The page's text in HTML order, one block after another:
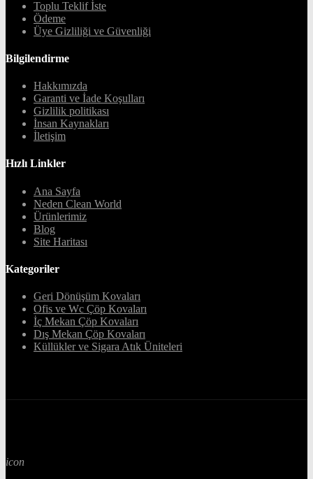
Toplu Teklif İste
Ödeme
Üye Gizliliği ve Güvenliği
Bilgilendirme
Hakkımızda
Garanti ve İade Koşulları
Gizlilik politikası
İnsan Kaynakları
İletişim
Hızlı Linkler
Ana Sayfa
Neden Clean World
Ürünlerimiz
Blog
Site Haritası
Kategoriler
Geri Dönüşüm Kovaları
Ofis ve Wc Çöp Kovaları
İç Mekan Çöp Kovaları
Dış Mekan Çöp Kovaları
Küllükler ve Sigara Atık Üniteleri
icon